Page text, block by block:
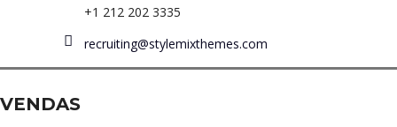
+1 212 202 3335
recruiting@stylemixthemes.com
VENDAS